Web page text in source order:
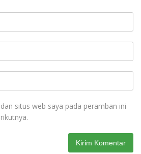
situs web saya pada peramban ini